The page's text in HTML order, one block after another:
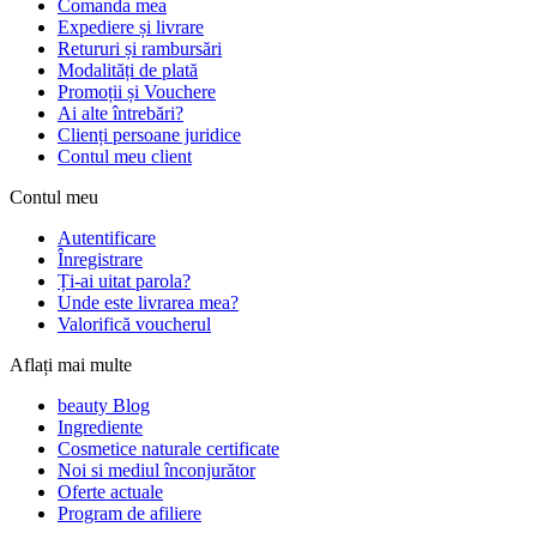
Comanda mea
Expediere și livrare
Retururi și rambursări
Modalități de plată
Promoții și Vouchere
Ai alte întrebări?
Clienți persoane juridice
Contul meu client
Contul meu
Autentificare
Înregistrare
Ți-ai uitat parola?
Unde este livrarea mea?
Valorifică voucherul
Aflați mai multe
beauty Blog
Ingrediente
Cosmetice naturale certificate
Noi si mediul înconjurător
Oferte actuale
Program de afiliere